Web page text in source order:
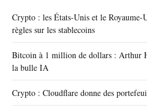
Crypto : les États-Unis et le
règles sur les stablecoins
Bitcoin à 1 million de dollars : Arthur
la bulle IA
Crypto : Cloudflare donne des